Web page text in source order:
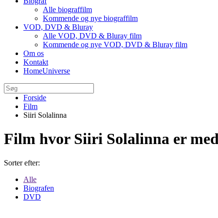
Alle biograffilm
Kommende og nye biograffilm
VOD, DVD & Bluray
Alle VOD, DVD & Bluray film
Kommende og nye VOD, DVD & Bluray film
Om os
Kontakt
HomeUniverse
Forside
Film
Siiri Solalinna
Film hvor Siiri Solalinna er
Sorter efter:
Alle
Biografen
DVD